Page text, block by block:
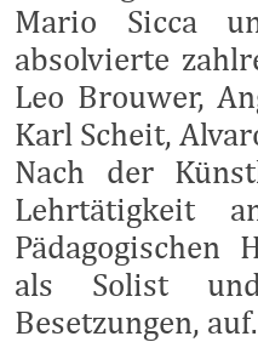
Mario Sicca
absolvierte
Leo Brouwer,
Karl Scheit,
Nach der
Lehrtätigkeit
Pädagogischen
als Solist und
Besetzungen, auf.